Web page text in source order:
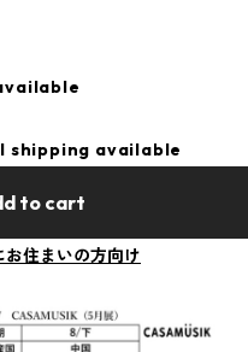
shipping available
to cart
お住まいの方向け